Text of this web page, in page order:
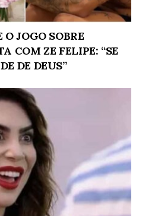
JOGO SOBRE
COM ZE FELIPE: “SE
DE DEUS”